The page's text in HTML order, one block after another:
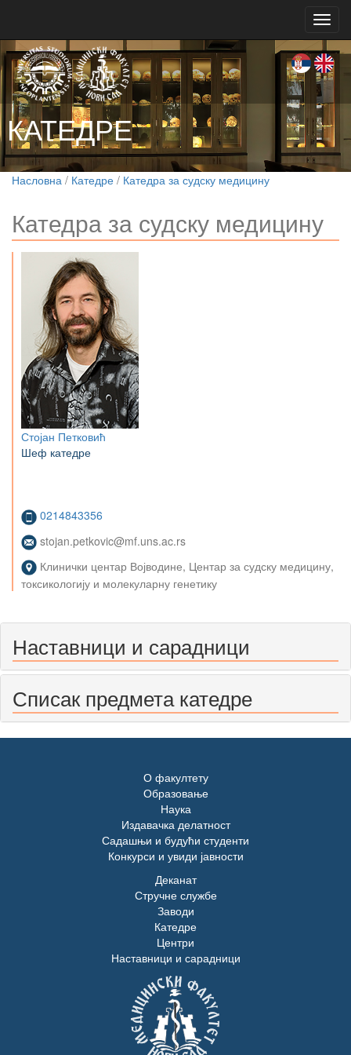
КАТЕДРЕ
Насловна / Катедре / Катедра за судску медицину
Катедра за судску медицину
Стојан Петковић
Шеф катедре
0214843356
stojan.petkovic@mf.uns.ac.rs
Клинички центар Војводине, Центар за судску медицину,
токсикологију и молекуларну генетику
Наставници и сарадници
Списак предмета катедре
О факултету
Образовање
Наука
Издавачка делатност
Садашњи и будући студенти
Конкурси и увиди јавности
Деканат
Стручне службе
Заводи
Катедре
Центри
Наставници и сарадници